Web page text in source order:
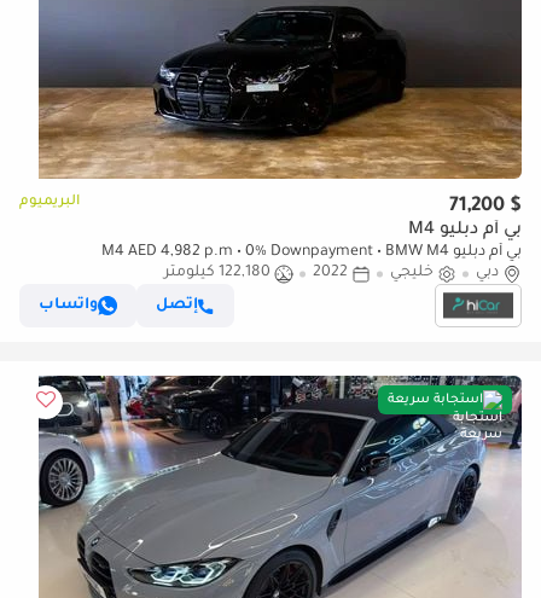
$ 71,200 البريميوم
بي أم دبليو M4
بي أم دبليو M4 AED 4,982 p.m • 0% Downpayment • BMW M4
Competition x-Drive • Agency Warranty
دبي خليجي 2022
122,180 كيلومتر
إتصل
واتساب
استجابة سريعة